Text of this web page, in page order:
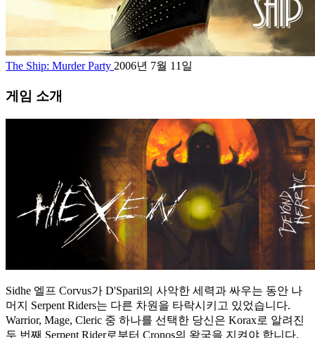
The Ship: Murder Party 2006년 7월 11일
게임 소개
Sidhe 엘프 Corvus가 D'Sparil의 사악한 세력과 싸우는 동안 나
머지 Serpent Riders는 다른 차원을 타락시키고 있었습니다.
Warrior, Mage, Cleric 중 하나를 선택한 당신은 Korax로 알려진
두 번째 Serpent Rider로부터 Cronos의 왕국을 지켜야 합니다.